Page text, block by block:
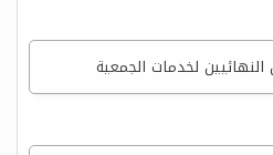
لخدمات الجمعية